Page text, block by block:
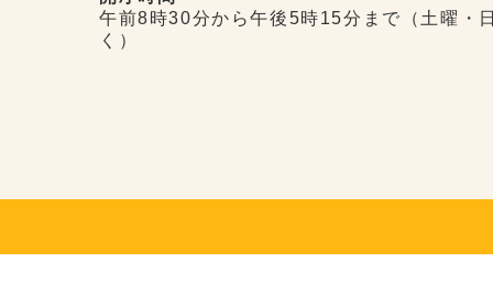
午前8時30分から午後5時15分まで（土曜・
く）